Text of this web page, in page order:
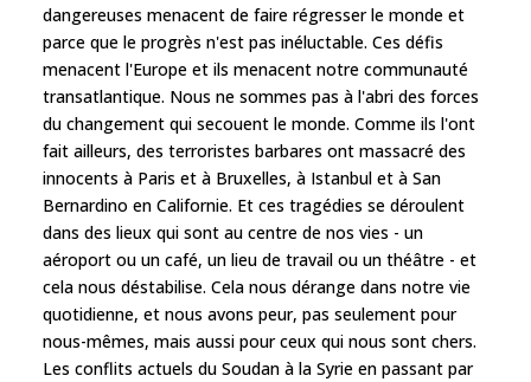
dangereuses menacent de faire régresser le monde et
parce que le progrès n'est pas inéluctable. Ces défis
menacent l'Europe et ils menacent notre communauté
transatlantique. Nous ne sommes pas à l'abri des forces
du changement qui secouent le monde. Comme ils l'ont
fait ailleurs, des terroristes barbares ont massacré des
innocents à Paris et à Bruxelles, à Istanbul et à San
Bernardino en Californie. Et ces tragédies se déroulent
dans des lieux qui sont au centre de nos vies - un
aéroport ou un café, un lieu de travail ou un théâtre - et
cela nous déstabilise. Cela nous dérange dans notre vie
quotidienne, et nous avons peur, pas seulement pour
nous-mêmes, mais aussi pour ceux qui nous sont chers.
Les conflits actuels du Soudan à la Syrie en passant par